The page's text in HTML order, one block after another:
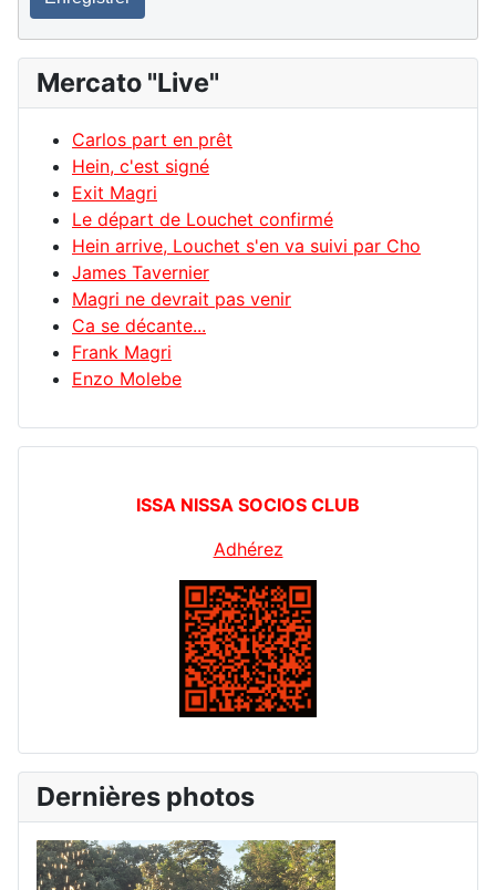
Mercato "Live"
Carlos part en prêt
Hein, c'est signé
Exit Magri
Le départ de Louchet confirmé
Hein arrive, Louchet s'en va suivi par Cho
James Tavernier
Magri ne devrait pas venir
Ca se décante...
Frank Magri
Enzo Molebe
ISSA NISSA SOCIOS CLUB
Adhérez
Dernières photos